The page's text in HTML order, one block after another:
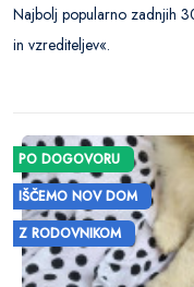
Najbolj popularno zadnjih
in vzrediteljev«.
PO DOGOVORU
IŠČEMO NOV DOM
Z RODOVNIKOM